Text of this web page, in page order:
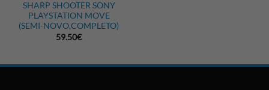
SHARP SHOOTER SONY
PLAYSTATION MOVE
(SEMI-NOVO,COMPLETO)
59.50€